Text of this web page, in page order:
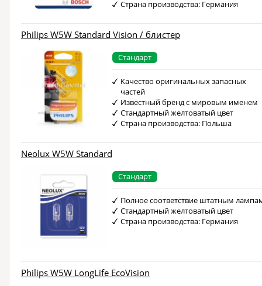
Страна производства: Германия
Philips W5W Standard Vision / блистер
Стандарт
Качество оригинальных запасных
частей
Известный бренд с мировым именем
Стандартный желтоватый цвет
Страна производства: Польша
Neolux W5W Standard
Стандарт
Полное соответствие штатным
Стандартный желтоватый цвет
Страна производства: Германия
Philips W5W LongLife EcoVision